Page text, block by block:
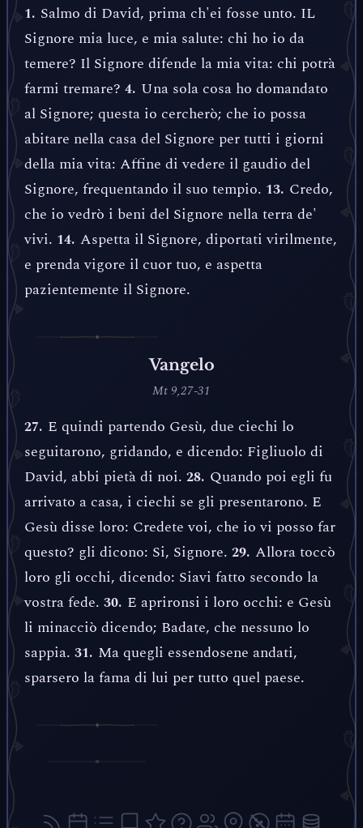
1. Salmo di David, prima ch'ei fosse unto. IL
Signore mia luce, e mia salute: chi ho io da
temere? Il Signore difende la mia vita: chi potrà
farmi tremare? 4. Una sola cosa ho domandato
al Signore; questa io cercherò; che io possa
abitare nella casa del Signore per tutti i giorni
della mia vita: Affine di vedere il gaudio del
Signore, frequentando il suo tempio. 13. Credo,
che io vedrò i beni del Signore nella terra de'
vivi. 14. Aspetta il Signore, diportati virilmente,
e prenda vigore il cuor tuo, e aspetta
pazientemente il Signore.
Vangelo
Mt 9,27-31
27. E quindi partendo Gesù, due ciechi lo
seguitarono, gridando, e dicendo: Figliuolo di
David, abbi pietà di noi. 28. Quando poi egli fu
arrivato a casa, i ciechi se gli presentarono. E
Gesù disse loro: Credete voi, che io vi posso far
questo? gli dicono: Si, Signore. 29. Allora toccò
loro gli occhi, dicendo: Siavi fatto secondo la
vostra fede. 30. E aprironsi i loro occhi: e Gesù
li minacciò dicendo; Badate, che nessuno lo
sappia. 31. Ma quegli essendosene andati,
sparsero la fama di lui per tutto quel paese.